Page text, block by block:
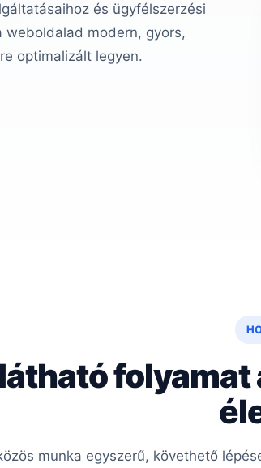
és ügyfélszerzési
weboldalad modern, gyors,
optimalizált legyen.
folyamat
munka egyszerű, követhető